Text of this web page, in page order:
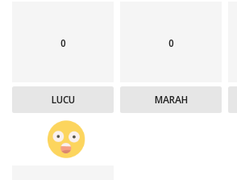
0
LUCU
0
MARAH